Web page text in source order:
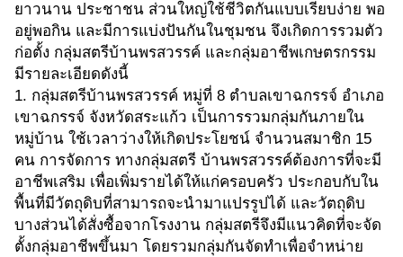
ยาวนาน ประชาชน ส่วนใหญ่ใช้ชีวิตกันแบบเรียบง่าย พอ
อยู่พอกิน และมีการแบ่งปันกันในชุมชน จึงเกิดการรวมตัว
ก่อตั้ง กลุ่มสตรีบ้านพรสวรรค์ และกลุ่มอาชีพเกษตรกรรม
มีรายละเอียดดังนี้
1. กลุ่มสตรีบ้านพรสวรรค์ หมู่ที่ 8 ตำบลเขาฉกรรจ์ อำเภอ
เขาฉกรรจ์ จังหวัดสระแก้ว เป็นการรวมกลุ่มกันภายใน
หมู่บ้าน ใช้เวลาว่างให้เกิดประโยชน์ จำนวนสมาชิก 15
คน การจัดการ ทางกลุ่มสตรี บ้านพรสวรรค์ต้องการที่จะมี
อาชีพเสริม เพื่อเพิ่มรายได้ให้แก่ครอบครัว ประกอบกับใน
พื้นที่มีวัตถุดิบที่สามารถจะนำมาแปรรูปได้ และวัตถุดิบ
บางส่วนได้สั่งซื้อจากโรงงาน กลุ่มสตรีจึงมีแนวคิดที่จะจัด
ตั้งกลุ่มอาชีพขึ้นมา โดยรวมกลุ่มกันจัดทำเพื่อจำหน่าย